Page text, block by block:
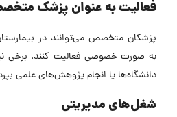
فعالیت به عنوان پزشک
پزشکان متخصص می‌توانند در
به صورت خصوصی فعالیت کنند. برخی
دانشگاه‌ها یا انجام پژوهش‌های علمی
شغل‌های مدیریتی